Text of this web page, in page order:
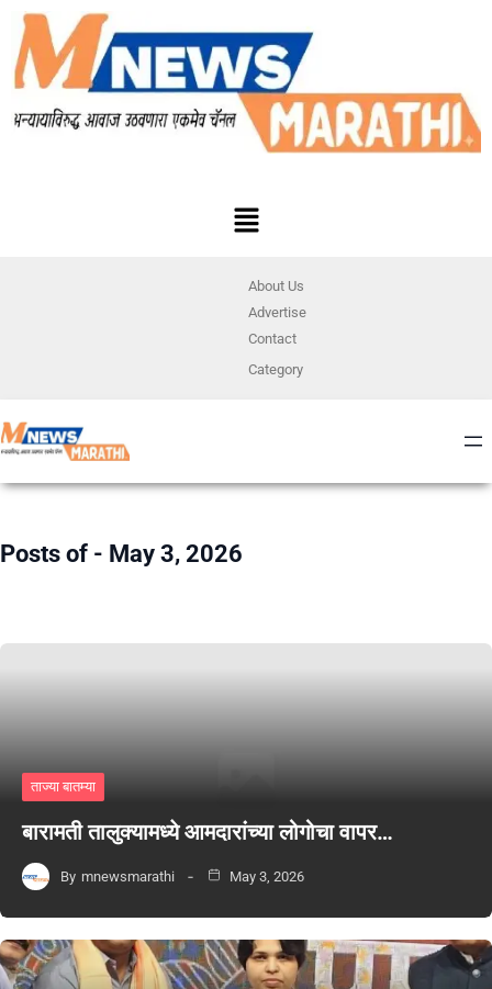
About Us
Advertise
Contact
Category
Posts of - May 3, 2026
ताज्या बातम्या
बारामती तालुक्यामध्ये आमदारांच्या लोगोचा वापर…
By mnewsmarathi May 3, 2026